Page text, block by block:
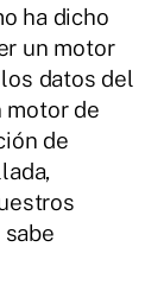
ha dicho
un motor
datos del
motor de
de